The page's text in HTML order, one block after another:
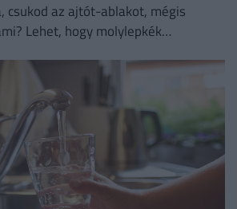
csukod az ajtót-ablakot, mégis
Lehet, hogy molylepkék